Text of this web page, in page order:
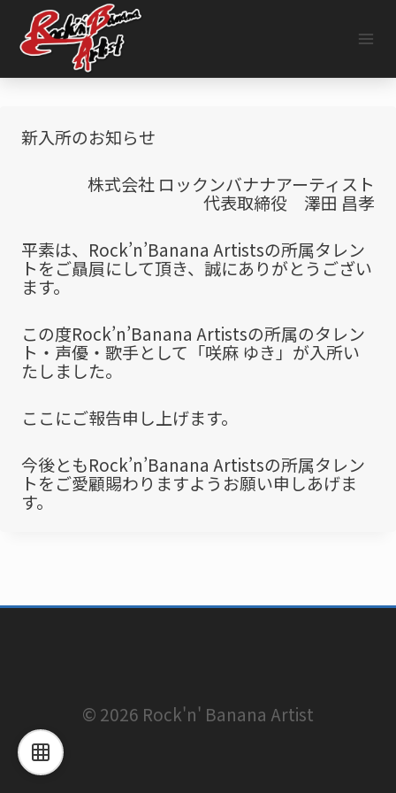
キ
新入所のお知らせ
株式会社 ロックンバナナアーティスト
代表取締役 澤田 昌孝
平素は、Rock’n’Banana Artistsの所属タレン
トをご贔屓にして頂き、誠にありがとうござい
ます。
この度Rock’n’Banana Artistsの所属のタレン
ト・声優・歌手として「咲麻 ゆき」が入所い
たしました。
ここにご報告申し上げます。
今後ともRock’n’Banana Artistsの所属タレン
トをご愛顧賜わりますようお願い申しあげま
す。
© 2026 Rock'n' Banana Artist